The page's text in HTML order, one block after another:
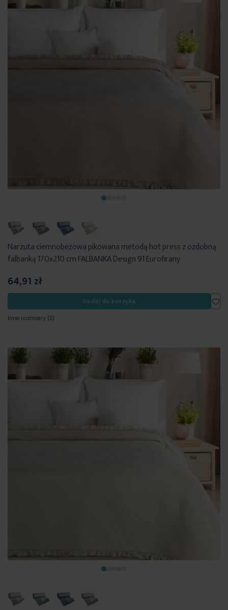
Narzuta ciemnobeżowa pikowana metodą hot press z ozdobną
falbanką 170x210 cm FALBANKA Design 91 Eurofirany
64,91 zł
Dodaj do koszyka
Inne rozmiary(2)